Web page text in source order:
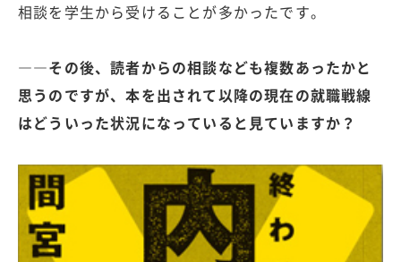
相談を学生から受けることが多かったです。
――その後、読者からの相談なども複数あったかと
思うのですが、本を出されて以降の現在の就職戦線
はどういった状況になっていると見ていますか？